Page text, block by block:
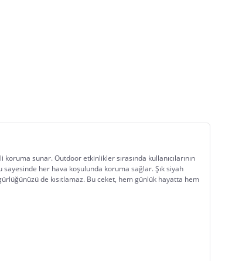
sunar. Outdoor etkinlikler sırasında kullanıcılarının
sayesinde her hava koşulunda koruma sağlar. Şık siyah
de kısıtlamaz. Bu ceket, hem günlük hayatta hem